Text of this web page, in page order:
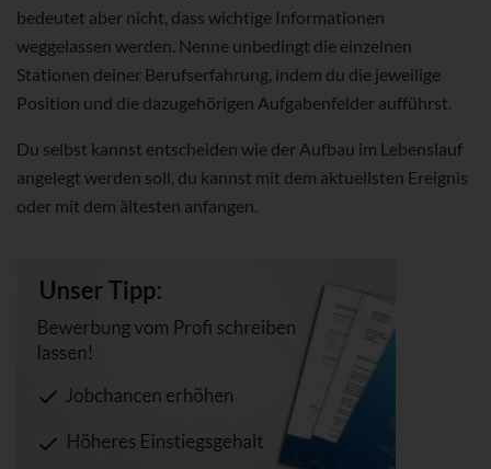
bedeutet aber nicht, dass wichtige Informationen
weggelassen werden. Nenne unbedingt die einzelnen
Stationen deiner Berufserfahrung, indem du die jeweilige
Position und die dazugehörigen Aufgabenfelder aufführst.
Du selbst kannst entscheiden wie der Aufbau im Lebenslauf
angelegt werden soll, du kannst mit dem aktuellsten Ereignis
oder mit dem ältesten anfangen.